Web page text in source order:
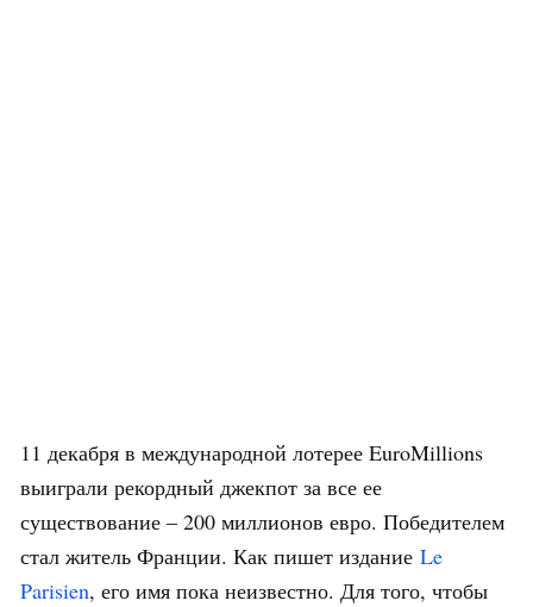
11 декабря в международной лотерее EuroMillions
выиграли рекордный джекпот за все ее
существование – 200 миллионов евро. Победителем
стал житель Франции. Как пишет издание Le
Parisien, его имя пока неизвестно. Для того, чтобы